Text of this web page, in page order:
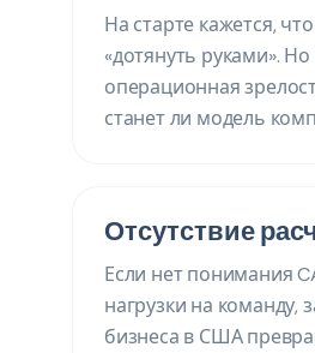
На старте кажется,
«дотянуть руками».
операционная
станет ли модель
Отсутствие
Если нет понимания
нагрузки на команду,
бизнеса в США